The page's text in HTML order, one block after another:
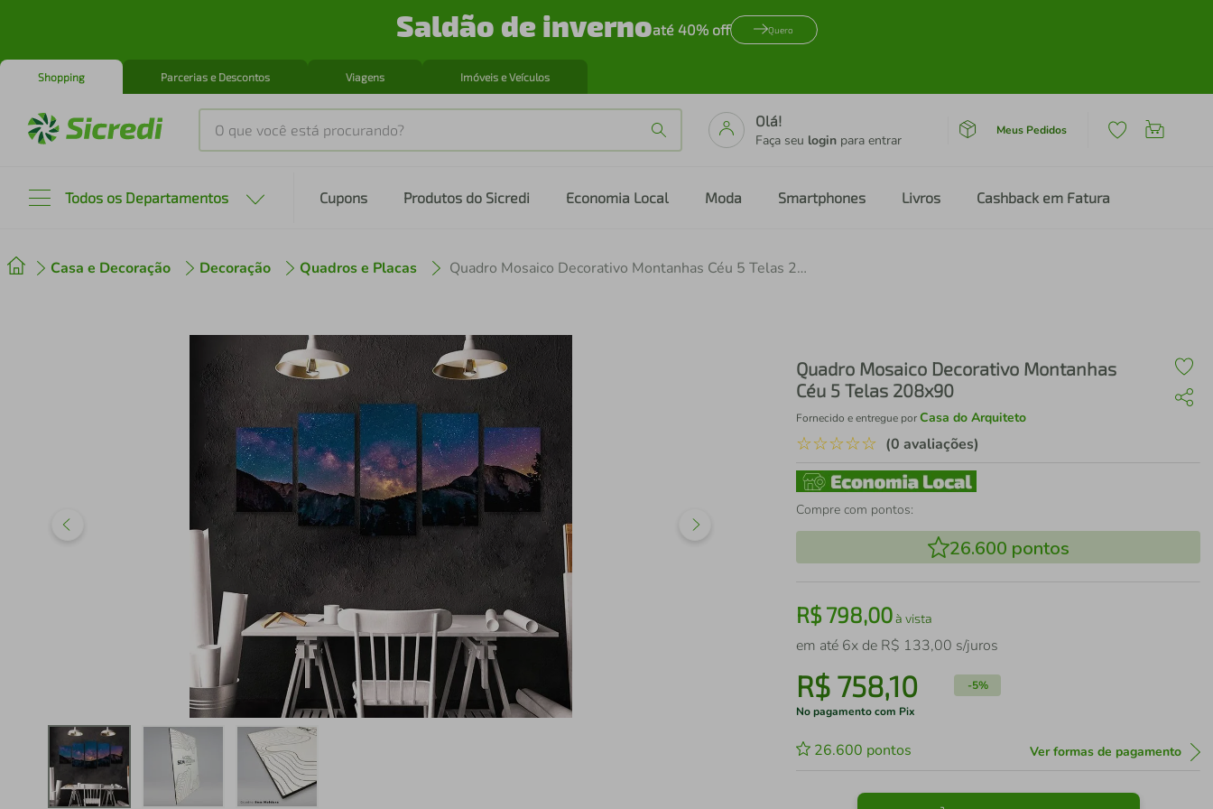
Saldão de invernoaté 40% off Quero
Shopping Parcerias e Descontos Viagens Imóveis e Veículos
O que você está procurando?
Olá!
Faça seu login para entrar
Meus Pedidos
Todos os Departamentos Cupons Produtos do Sicredi Economia Local Moda Smartphones Livros Cashback em Fatura
Casa e Decoração Decoração Quadros e Placas Quadro Mosaico Decorativo Montanhas Céu 5 Telas 208x90
Quadro Mosaico Decorativo Montanhas
Céu 5 Telas 208x90
Fornecido e entregue porCasa do Arquiteto
☆☆☆☆☆ (0 avaliações)
Compre com pontos:
26.600 pontos
R$798,00à vista
em até 6x de R$ 133,00 s/juros
R$ 758,10 -5%
No pagamento com Pix
26.600 pontos Ver formas de pagamento
º cafeteira
air fryer
iphone